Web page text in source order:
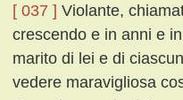
[ 037 ] Violante,
crescendo e in anni e
marito di lei e di
vedere maravigliosa